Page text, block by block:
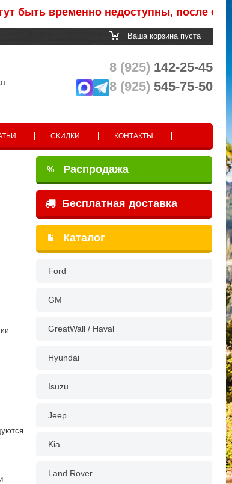
временно недоступны, после
Ваша корзина пуста
8 (925) 142-25-45
8 (925) 545-75-50
СКИДКИ КОНТАКТЫ
% Распродажа
Бесплатная доставка
Каталог
Ford
GM
GreatWall / Haval
Hyundai
Isuzu
Jeep
Kia
Land Rover